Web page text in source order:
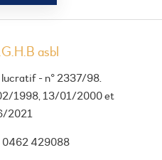
asbl
lucratif - n° 2337/98.
1998, 13/01/2000 et
2021
0462 429088